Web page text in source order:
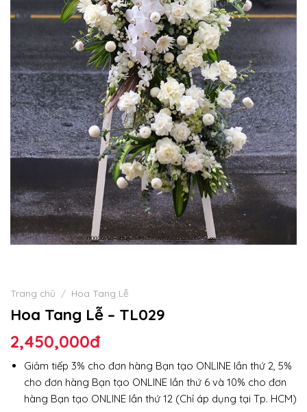
Trang chủ / Hoa Tang Lễ
Hoa Tang Lễ – TL029
2,450,000đ
Giảm tiếp 3% cho đơn hàng Bạn tạo ONLINE lần thứ 2, 5%
cho đơn hàng Bạn tạo ONLINE lần thứ 6 và 10% cho đơn
hàng Bạn tạo ONLINE lần thứ 12 (Chỉ áp dụng tại Tp. HCM)